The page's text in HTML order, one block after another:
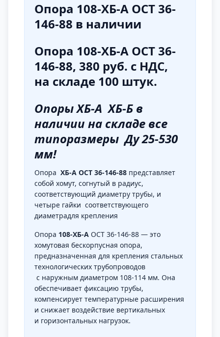
Опора 108-ХБ-А ОСТ 36-
146-88 в наличии
Опора 108-ХБ-А ОСТ 36-
146-88, 380 руб. с НДС,
на складе 100 штук.
Опоры ХБ-А ХБ-Б в
наличии на складе все
типоразмеры Ду 25-530
мм!
Опора ХБ-А ОСТ 36-146-88 представляет
собой хомут, согнутый в радиус,
соответствующий диаметру трубы, и
четыре гайки соответствующего
диаметрадля крепления
Опора 108-ХБ-А ОСТ 36-146-88 — это
хомутовая бескорпусная опора,
предназначенная для крепления стальных
технологических трубопроводов
с наружным диаметром 108-114 мм. Она
обеспечивает фиксацию трубы,
компенсирует температурные расширения
и снижает воздействие вертикальных
и горизонтальных нагрузок.